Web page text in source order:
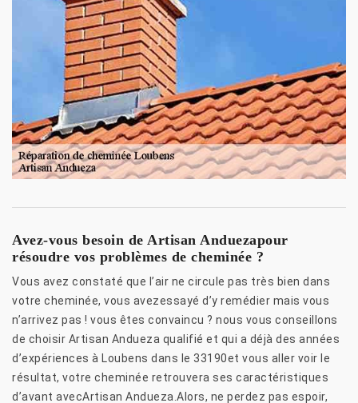
Avez-vous besoin de Artisan Anduezapour
résoudre vos problèmes de cheminée ?
Vous avez constaté que l’air ne circule pas très bien dans
votre cheminée, vous avezessayé d’y remédier mais vous
n’arrivez pas ! vous êtes convaincu ? nous vous conseillons
de choisir Artisan Andueza qualifié et qui a déjà des années
d’expériences à Loubens dans le 33190et vous aller voir le
résultat, votre cheminée retrouvera ses caractéristiques
d’avant avecArtisan Andueza.Alors, ne perdez pas espoir,